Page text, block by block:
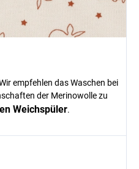
empfehlen das Waschen bei
der Merinowolle zu
Weichspüler.